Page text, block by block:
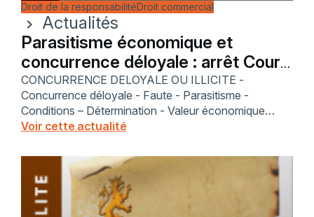
Droit de la responsabilitéDroit commercial
chevron_right
Actualités
Parasitisme économique et
concurrence déloyale : arrêt Cour
de cassation 2024
CONCURRENCE DELOYALE OU ILLICITE -
Concurrence déloyale - Faute - Parasitisme -
Conditions – Détermination - Valeur économique
individualisée - article 1240 du code civil - sillage d’un
Voir cette actualité